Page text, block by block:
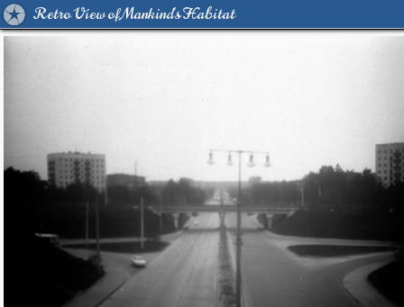
Retro View of Mankind's Habitat